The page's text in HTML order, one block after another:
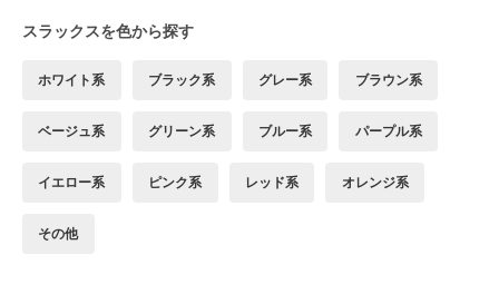
スラックスを色から探す
ホワイト系 ブラック系 グレー系 ブラウン系
ベージュ系 グリーン系 ブルー系 パープル系
イエロー系 ピンク系 レッド系 オレンジ系
その他